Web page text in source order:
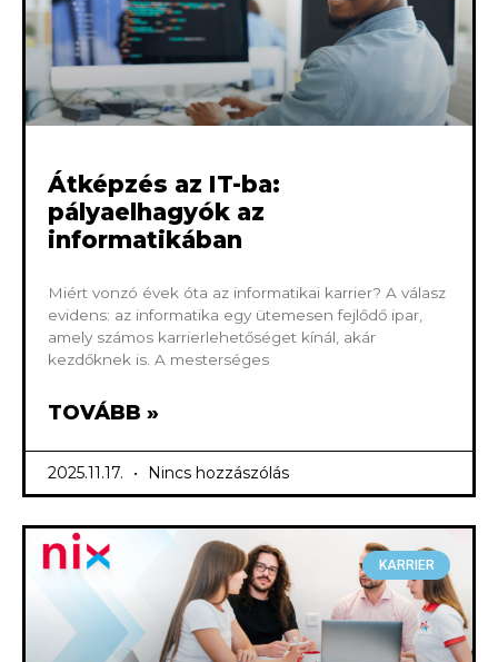
Átképzés az IT-ba:
pályaelhagyók az
informatikában
Miért vonzó évek óta az informatikai karrier? A válasz
evidens: az informatika egy ütemesen fejlődő ipar,
amely számos karrierlehetőséget kínál, akár
kezdőknek is. A mesterséges
TOVÁBB »
2025.11.17. Nincs hozzászólás
KARRIER